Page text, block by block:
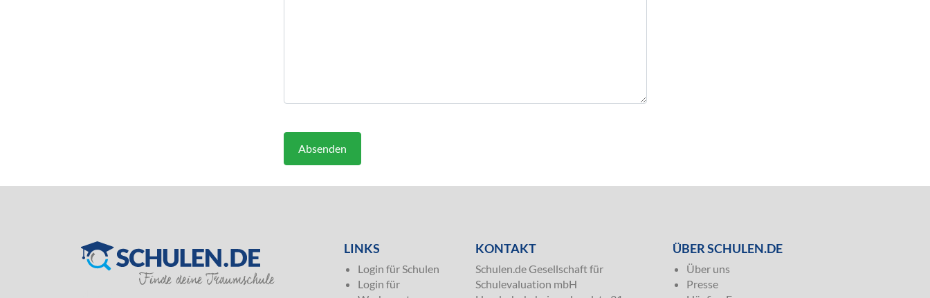
Absenden
LINKS
Login für Schulen
Login für
KONTAKT
Schulen.de Gesellschaft für
Schulevaluation mbH
ÜBER SCHULEN.DE
Über uns
Presse